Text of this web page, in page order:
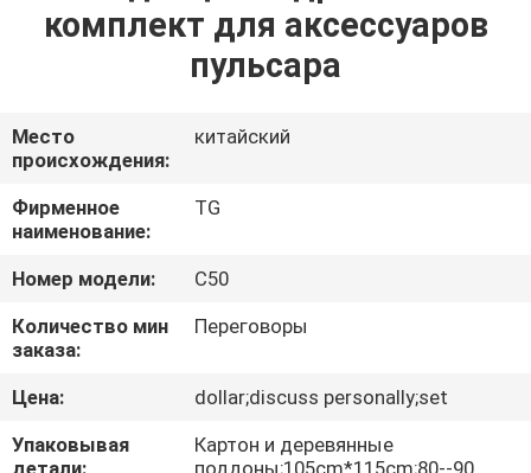
ПУТЕШЕСТВИЕ
ФАБРИКИ
ПРОВЕРКА
КАЧЕСТВА
СВЯЖИТЕСЬ
МЫ
комплект для аксессуаров
пульсара
Место
происхождения:
китайский
Фирменное
наименование:
TG
Номер модели:
C50
Количество мин
заказа:
Переговоры
Цена:
dollar;discuss personally;set
Упаковывая
Картон и деревянные